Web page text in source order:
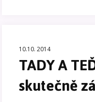
10.10. 2014
TADY A
skutečně